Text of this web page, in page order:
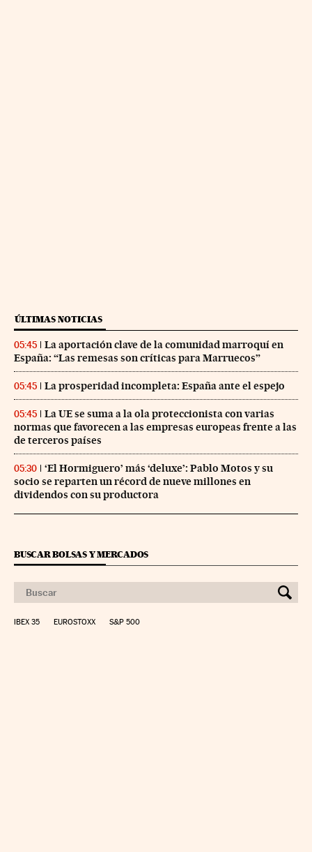
ÚLTIMAS NOTICIAS
05:45
La aportación clave de la comunidad marroquí en
España: “Las remesas son críticas para Marruecos”
05:45 La prosperidad incompleta: España ante el espejo
05:45
La UE se suma a la ola proteccionista con varias
normas que favorecen a las empresas europeas frente a las
de terceros países
05:30
‘El Hormiguero’ más ‘deluxe’: Pablo Motos y su
socio se reparten un récord de nueve millones en
dividendos con su productora
BUSCAR BOLSAS Y MERCADOS
IBEX 35 EUROSTOXX S&P 500